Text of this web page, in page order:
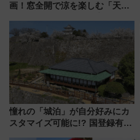
画！窓全開で涼を楽しむ「天然
発売
憧れの「城泊」が自分好みにカ
スタマイズ可能に!? 国登録有形